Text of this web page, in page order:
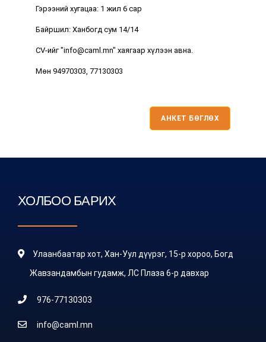
Гэрээний хугацаа: 1 жил 6 сар
Байршил: Ханбогд сум 14/14
CV-ийг "info@caml.mn" хаягаар хүлээн авна.
Мөн 94970303, 77130303
АНКЕТ БӨГЛӨХ
ХОЛБОО БАРИХ
Улаанбаатар хот, Хан-Уул дүүрэг, 15-р хороо, Богд
Жавзандамбын гудамж, ЛС Плаза 6-р давхар
976-77130303
info@caml.mn